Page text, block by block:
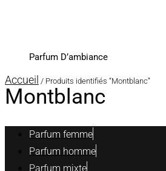
Parfum D’ambiance
Accueil / Produits identifiés “Montblanc”
Montblanc
Parfum femme
Parfum homme
Parfum mixte